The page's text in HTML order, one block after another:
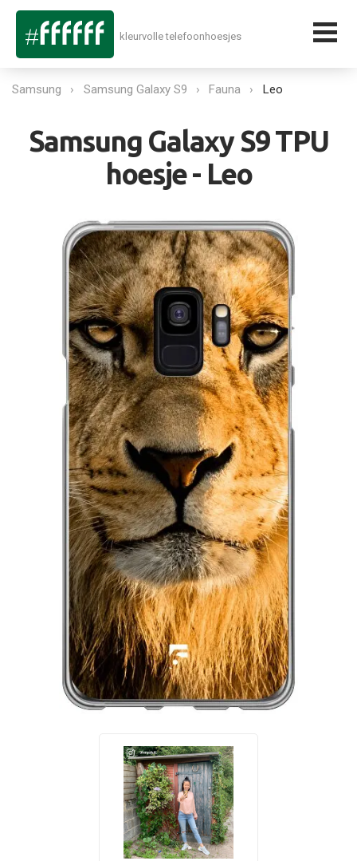
kleurvolle telefoonhoesjes
Samsung Samsung Galaxy S9 Fauna Leo
Samsung Galaxy S9 TPU
hoesje - Leo